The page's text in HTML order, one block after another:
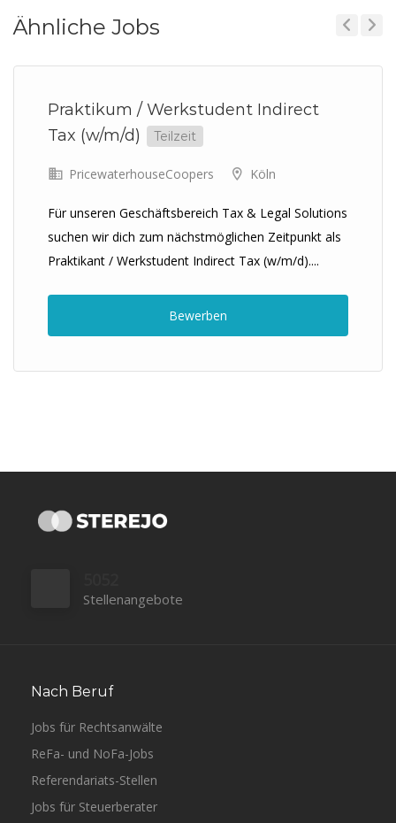
Ähnliche Jobs
Praktikum / Werkstudent Indirect
Tax (w/m/d)
Teilzeit
PricewaterhouseCoopers Köln
Für unseren Geschäftsbereich Tax & Legal Solutions
suchen wir dich zum nächstmöglichen Zeitpunkt als
Praktikant / Werkstudent Indirect Tax (w/m/d)....
Bewerben
Stellenangebote
Nach Beruf
Jobs für Rechtsanwälte
ReFa- und NoFa-Jobs
Referendariats-Stellen
Jobs für Steuerberater